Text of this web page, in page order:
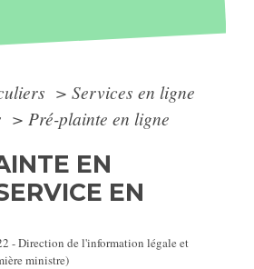
> Services en ligne
> Pré-plainte en ligne
EN
EN
- Direction de l'information légale et
ministre)